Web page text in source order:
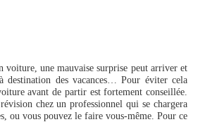
voiture, une mauvaise surprise peut arriver et
destination des vacances… Pour éviter cela
avant de partir est fortement conseillée.
chez un professionnel qui se chargera
ou vous pouvez le faire vous-même. Pour ce